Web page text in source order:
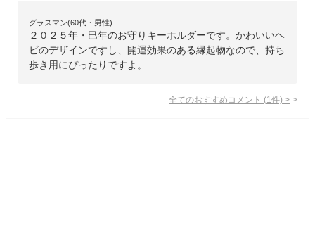
グラスマン(60代・男性)
２０２５年・巳年のお守りキーホルダーです。かわいいヘ
ビのデザインですし、開運効果のある縁起物なので、持ち
歩き用にぴったりですよ。
全てのおすすめコメント (1 件) >